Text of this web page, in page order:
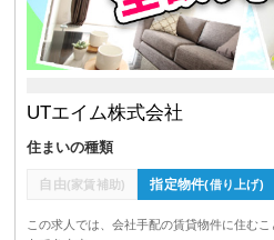
UTエイム株式会社
住まいの種類
自由(家賃補助) 指定物件(借り上げ)
この求人では、会社手配の賃貸物件に住む